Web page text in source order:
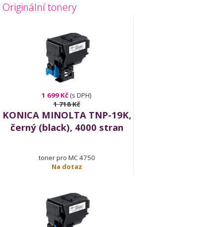
Originální tonery
1 699 Kč(s DPH)
1 718 Kč
KONICA MINOLTA TNP-19K,
černý (black), 4000 stran
toner pro MC 4750
Na dotaz